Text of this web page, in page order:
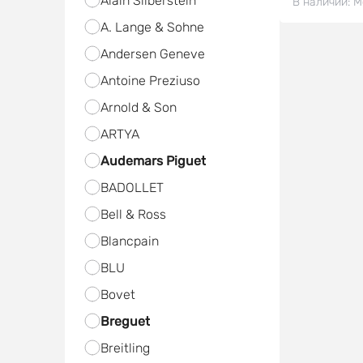
A. Lange & Sohne
Andersen Geneve
Antoine Preziuso
Arnold & Son
ARTYA
Audemars Piguet
BADOLLET
Bell & Ross
Blancpain
BLU
Bovet
Breguet
Breitling